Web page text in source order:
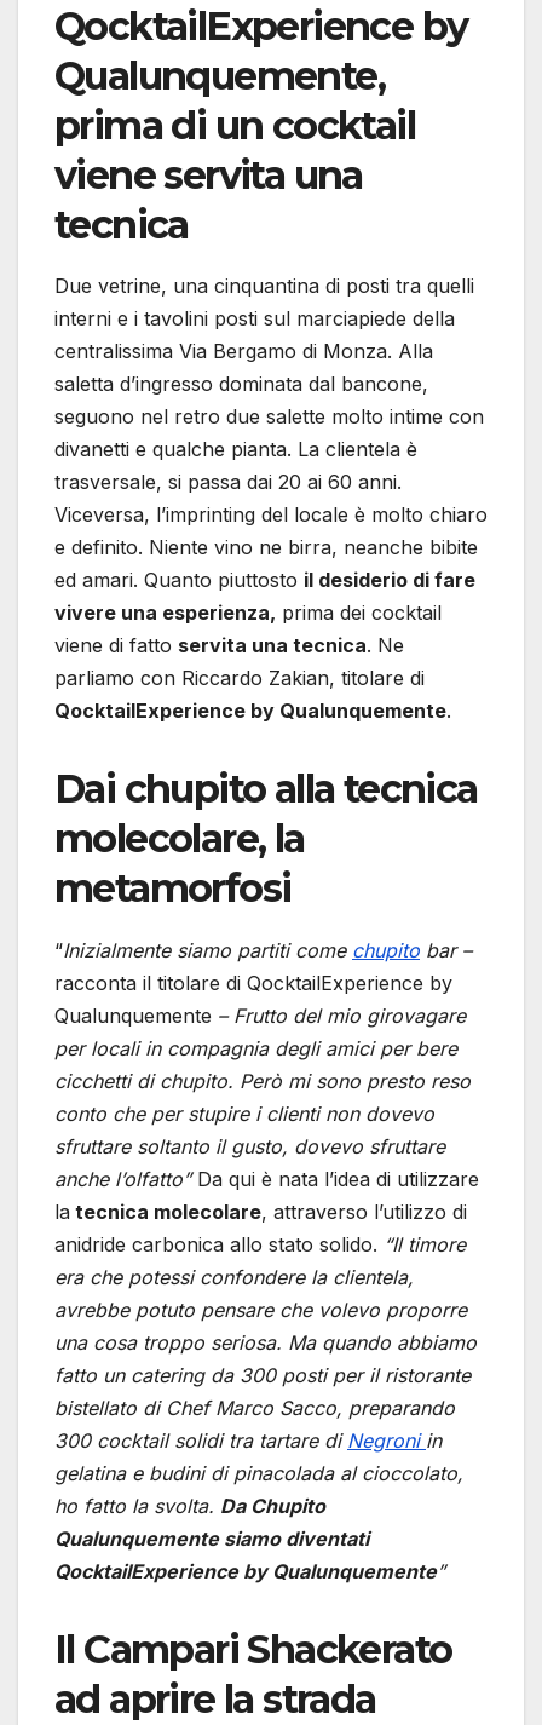
QocktailExperience by
Qualunquemente,
prima di un cocktail
viene servita una
tecnica
Due vetrine, una cinquantina di posti tra quelli
interni e i tavolini posti sul marciapiede della
centralissima Via Bergamo di Monza. Alla
saletta d’ingresso dominata dal bancone,
seguono nel retro due salette molto intime con
divanetti e qualche pianta. La clientela è
trasversale, si passa dai 20 ai 60 anni.
Viceversa, l’imprinting del locale è molto chiaro
e definito. Niente vino ne birra, neanche bibite
ed amari. Quanto piuttosto il desiderio di fare
vivere una esperienza, prima dei cocktail
viene di fatto servita una tecnica. Ne
parliamo con Riccardo Zakian, titolare di
QocktailExperience by Qualunquemente.
Dai chupito alla tecnica
molecolare, la
metamorfosi
“Inizialmente siamo partiti come chupito bar –
racconta il titolare di QocktailExperience by
Qualunquemente – Frutto del mio girovagare
per locali in compagnia degli amici per bere
cicchetti di chupito. Però mi sono presto reso
conto che per stupire i clienti non dovevo
sfruttare soltanto il gusto, dovevo sfruttare
anche l’olfatto” Da qui è nata l’idea di utilizzare
la tecnica molecolare, attraverso l’utilizzo di
anidride carbonica allo stato solido. “Il timore
era che potessi confondere la clientela,
avrebbe potuto pensare che volevo proporre
una cosa troppo seriosa. Ma quando abbiamo
fatto un catering da 300 posti per il ristorante
bistellato di Chef Marco Sacco, preparando
300 cocktail solidi tra tartare di Negroni in
gelatina e budini di pinacolada al cioccolato,
ho fatto la svolta. Da Chupito
Qualunquemente siamo diventati
QocktailExperience by Qualunquemente”
Il Campari Shackerato
ad aprire la strada